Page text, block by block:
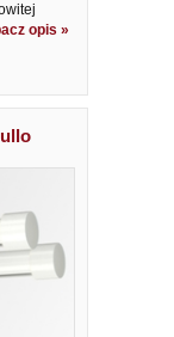
opis »